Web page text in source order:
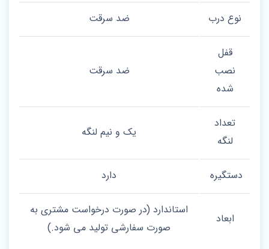
نوع درب ضد سرقت
قفل
نصب
شده
ضد سرقت
تعداد
لنگه
یک و نیم لنگه
دستگیره دارد
ابعاد
استاندارد (در صورت درخواست مشتری به
صورت سفارشی تولید می شود.)